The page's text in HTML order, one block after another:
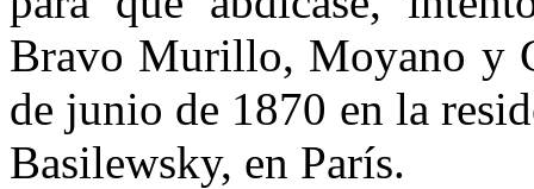
Bravo Murillo, Moyano y
de junio de 1870 en la
Basilewsky, en París.